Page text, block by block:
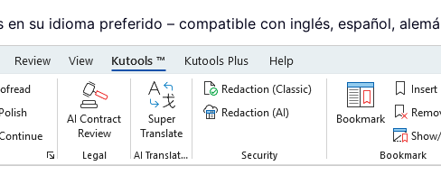
en su idioma preferido – compatible con inglés, español,